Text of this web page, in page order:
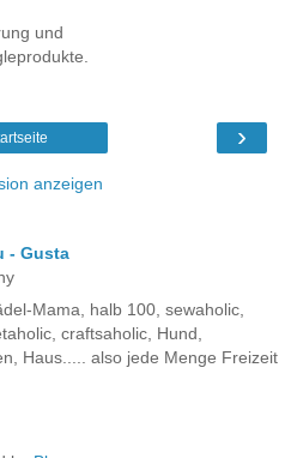
und
›
anzeigen
- Gusta
Mama, halb 100, sewaholic,
craftsaholic, Hund,
Haus..... also jede Menge Freizeit